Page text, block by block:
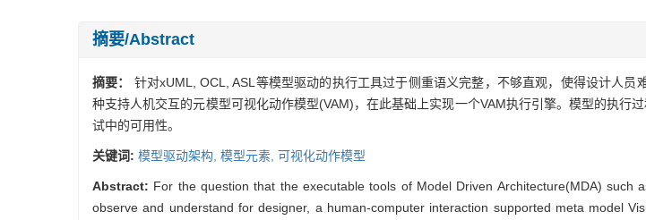
摘要/Abstract
摘要： 针对xUML, OCL, ASL等模型驱动的执行工具过于侧重语义完整，不够直观，使得设计人
种支持人机交互的元模型可视化动作模型(VAM)，在此基础上实现一个VAM执行引擎。模型的执行
试中的可用性。
关键词: 模型驱动架构, 模型元素, 可视化动作模型
Abstract: For the question that the executable tools of Model Driven Architecture(MDA)
observe and understand for designer, a human-computer interaction supported meta model